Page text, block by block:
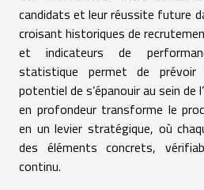
candidats et leur réussite future
croisant historiques de
et indicateurs de
statistique permet de
potentiel de s’épanouir au sein de
en profondeur transforme le
en un levier stratégique, où
des éléments concrets,
continu.